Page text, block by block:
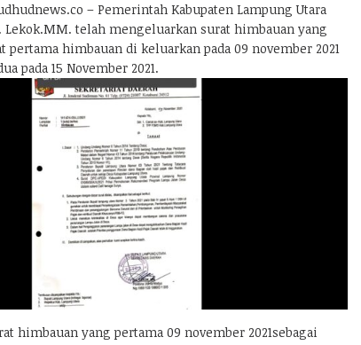
– Pemerintah Kabupaten Lampung Utara
Lekok.MM. telah mengeluarkan surat himbauan yang
pertama himbauan di keluarkan pada 09 november 2021
pada 15 November 2021.
himbauan yang pertama 09 november 2021sebagai